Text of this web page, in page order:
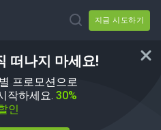
지금 시도하기
떠나지 마세요!
프로모션으로
작하세요. 30%
인
대체품